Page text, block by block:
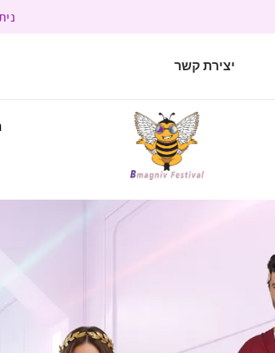
ניתן
יצירת קשר